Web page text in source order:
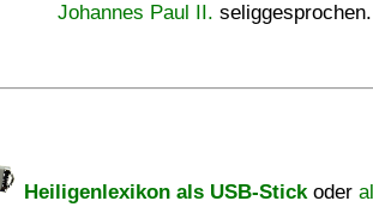
Johannes Paul II. seliggesprochen.
Heiligenlexikon als USB-Stickoder